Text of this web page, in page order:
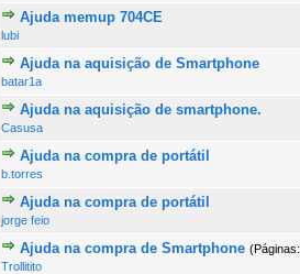
Ajuda memup 704CE
lubi
0 Voto(s) - 0 de 5 na totalidade
1234
Ajuda na aquisição de Smartphone
batar1a
0 Voto(s) - 0 de 5 na totalidade
12 345
Ajuda na aquisição de smartphone.
Casusa
0 Voto(s) - 0 de 5 na totalidade
12 345
Ajuda na compra de portátil
b.torres
0 Voto(s) - 0 de 5 na totalidade
123 45
Ajuda na compra de portátil
jorge feio
0 Voto(s) - 0 de 5 na totalidade
123 45
Ajuda na compra de Smartphone (Páginas:
Trollitito
0 Voto(s) - 0 de 5 na totalidade
123 45